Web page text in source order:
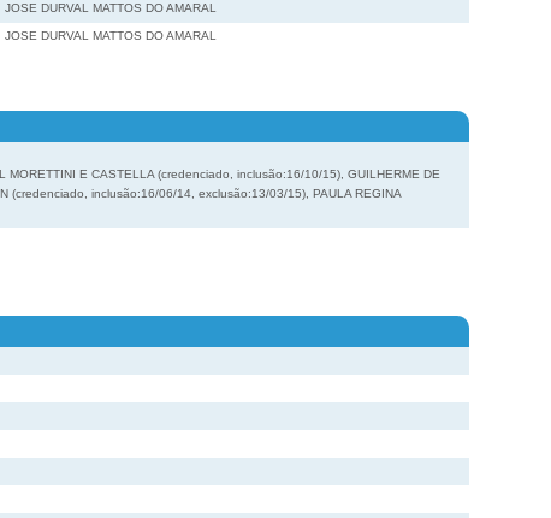
JOSE DURVAL MATTOS DO AMARAL
JOSE DURVAL MATTOS DO AMARAL
E CASTELLA (credenciado, inclusão:16/10/15), GUILHERME DE
(credenciado, inclusão:16/06/14, exclusão:13/03/15), PAULA REGINA